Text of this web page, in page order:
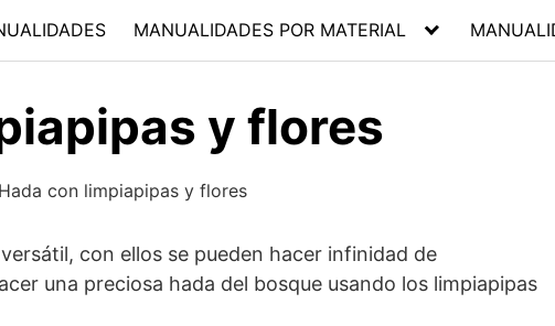
MANUALIDADES POR MATERIAL
y flores
con ellos se pueden hacer infinidad de
una preciosa hada del bosque usando los limpiapipas